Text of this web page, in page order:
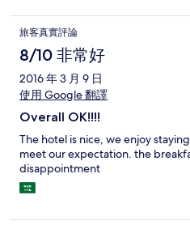
旅客真實評論
8/10 非常好
2016 年 3 月 9 日
使用 Google 翻譯
Overall OK!!!!
The hotel is nice, we enjoy
meet our expectation. the
disappointment